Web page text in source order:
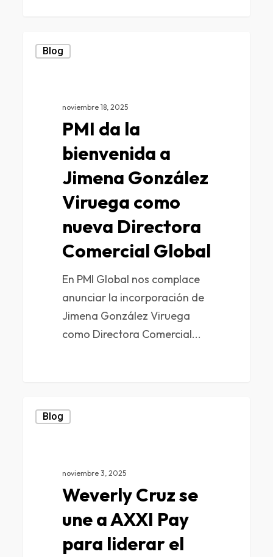
Blog
noviembre 18, 2025
PMI da la
bienvenida a
Jimena González
Viruega como
nueva Directora
Comercial Global
En PMI Global nos complace
anunciar la incorporación de
Jimena González Viruega
como Directora Comercial...
Blog
noviembre 3, 2025
Weverly Cruz se
une a AXXI Pay
para liderar el